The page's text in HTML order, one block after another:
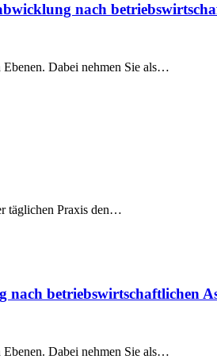
nach
Dabei nehmen Sie als…
täglichen Praxis den…
nach betriebswirtschaftlichen
Dabei nehmen Sie als…